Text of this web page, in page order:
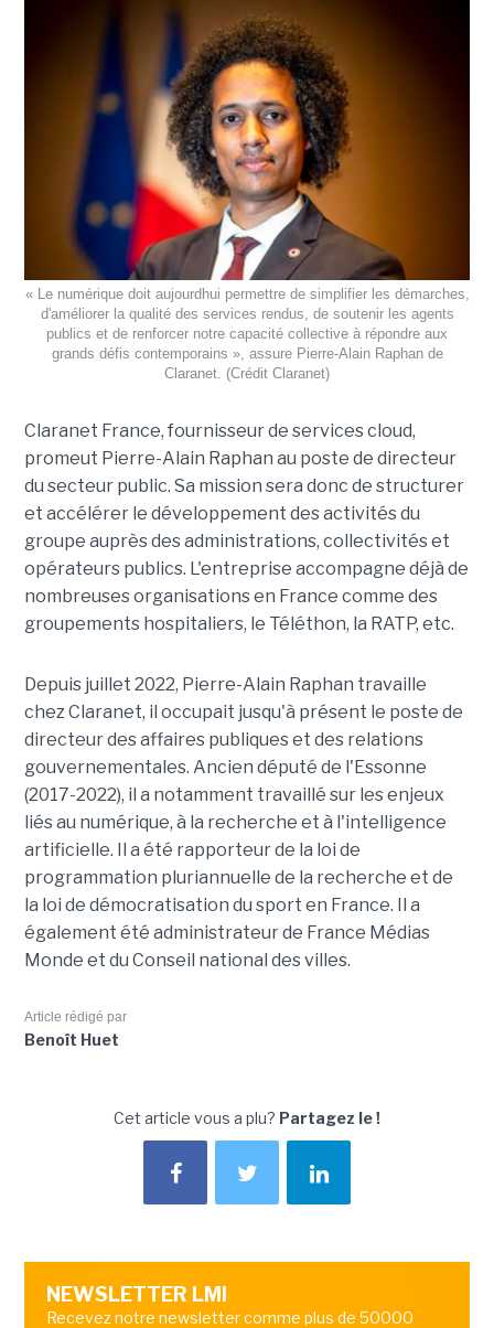
« Le numérique doit aujourdhui permettre de simplifier les démarches,
d'améliorer la qualité des services rendus, de soutenir les agents
publics et de renforcer notre capacité collective à répondre aux
grands défis contemporains », assure Pierre-Alain Raphan de
Claranet. (Crédit Claranet)
Claranet France, fournisseur de services cloud,
promeut Pierre-Alain Raphan au poste de directeur
du secteur public. Sa mission sera donc de structurer
et accélérer le développement des activités du
groupe auprès des administrations, collectivités et
opérateurs publics. L'entreprise accompagne déjà de
nombreuses organisations en France comme des
groupements hospitaliers, le Téléthon, la RATP, etc.
Depuis juillet 2022, Pierre-Alain Raphan travaille
chez Claranet, il occupait jusqu'à présent le poste de
directeur des affaires publiques et des relations
gouvernementales. Ancien député de l'Essonne
(2017-2022), il a notamment travaillé sur les enjeux
liés au numérique, à la recherche et à l'intelligence
artificielle. Il a été rapporteur de la loi de
programmation pluriannuelle de la recherche et de
la loi de démocratisation du sport en France. Il a
également été administrateur de France Médias
Monde et du Conseil national des villes.
Article rédigé par
Benoît Huet
Cet article vous a plu? Partagez le !
NEWSLETTER LMI
Recevez notre newsletter comme plus de 50000